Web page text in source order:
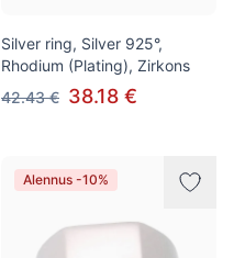
Silver ring, Silver 925°,
Rhodium (Plating), Zirkons
42.43 € 38.18 €
Alennus -10%